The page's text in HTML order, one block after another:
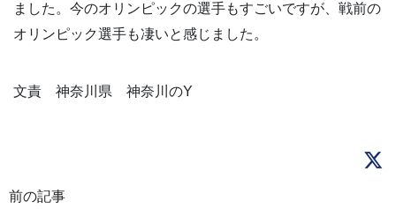
ました。今のオリンピックの選手もすごいですが、戦前の
オリンピック選手も凄いと感じました。
文責 神奈川県 神奈川のY
前の記事